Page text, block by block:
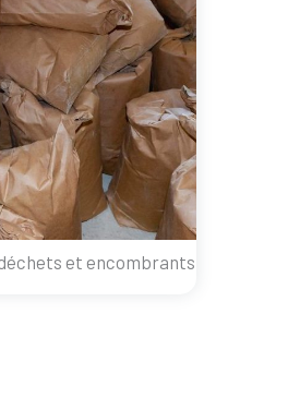
et encombrants